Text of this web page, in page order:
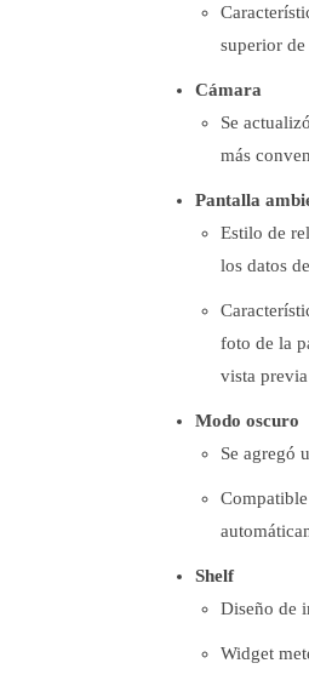
superior
Cámara
Se
más
Pantalla
Estilo de
los datos
foto de la
vista
Modo oscuro
Se agregó
Shelf
Diseño de
Widget